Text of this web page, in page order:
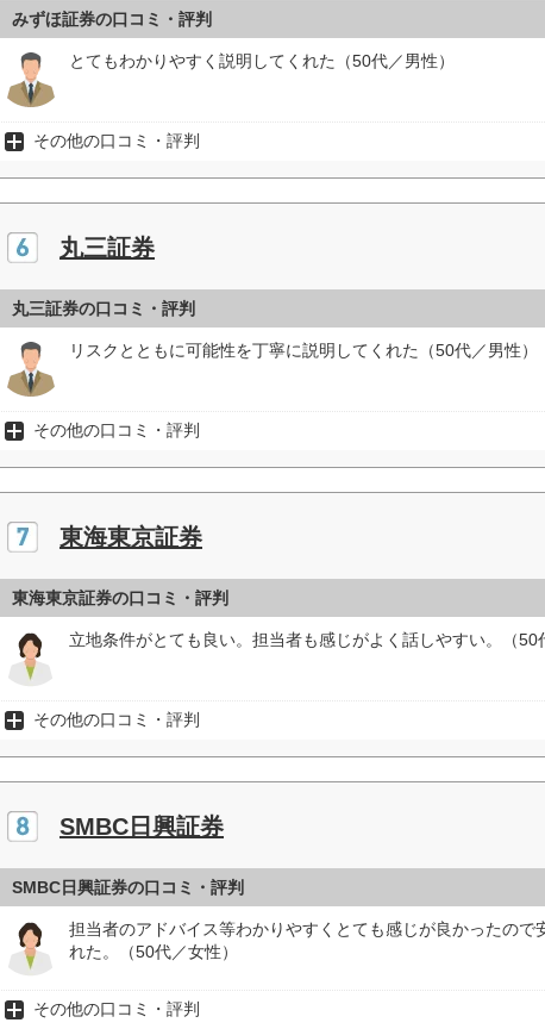
みずほ証券の口コミ・評判
とてもわかりやすく説明してくれた（50代／男性）
その他の口コミ・評判
丸三証券
丸三証券の口コミ・評判
リスクとともに可能性を丁寧に説明してくれた（50代／男性）
その他の口コミ・評判
東海東京証券
東海東京証券の口コミ・評判
立地条件がとても良い。担当者も感じがよく話しやすい。（50
その他の口コミ・評判
SMBC日興証券
SMBC日興証券の口コミ・評判
担当者のアドバイス等わかりやすくとても感じが良かったので
れた。（50代／女性）
その他の口コミ・評判